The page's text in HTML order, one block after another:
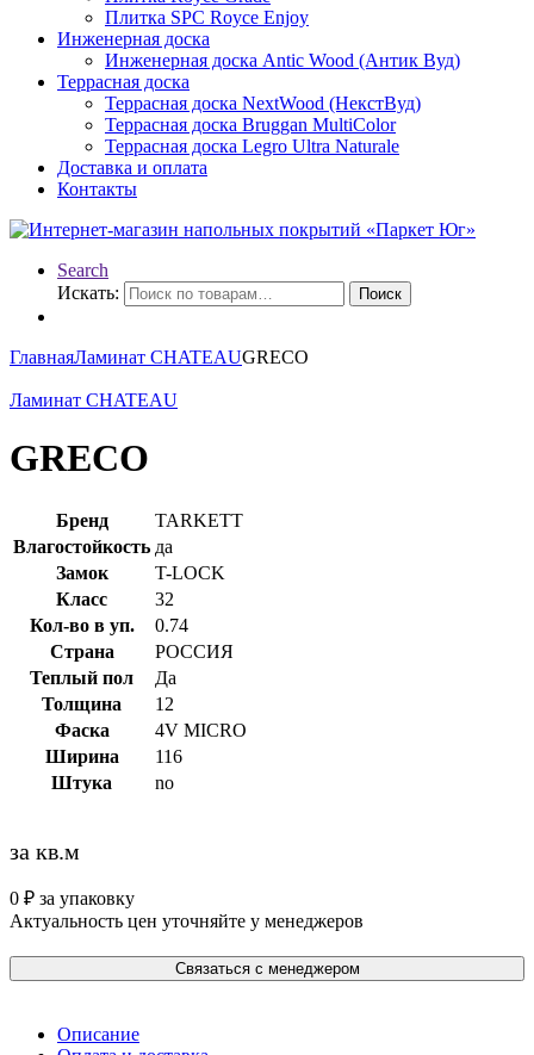
Плитка SPC Royce Enjoy
Инженерная доска
Инженерная доска Antic Wood (Антик Вуд)
Террасная доска
Террасная доска NextWood (НекстВуд)
Террасная доска Bruggan MultiColor
Террасная доска Legro Ultra Naturale
Доставка и оплата
Контакты
Search
Искать:
Поиск
ГлавнаяЛаминат CHATEAUGRECO
Ламинат CHATEAU
GRECO
Бренд
TARKETT
Влагостойкость да
Замок
T-LOCK
Класс
32
Кол-во в уп.
0.74
Страна
РОССИЯ
Теплый пол
Да
Толщина
12
Фаска
4V MICRO
Ширина
116
Штука
no
за кв.м
0 ₽ за упаковку
Актуальность цен уточняйте у менеджеров
Связаться с менеджером
Описание